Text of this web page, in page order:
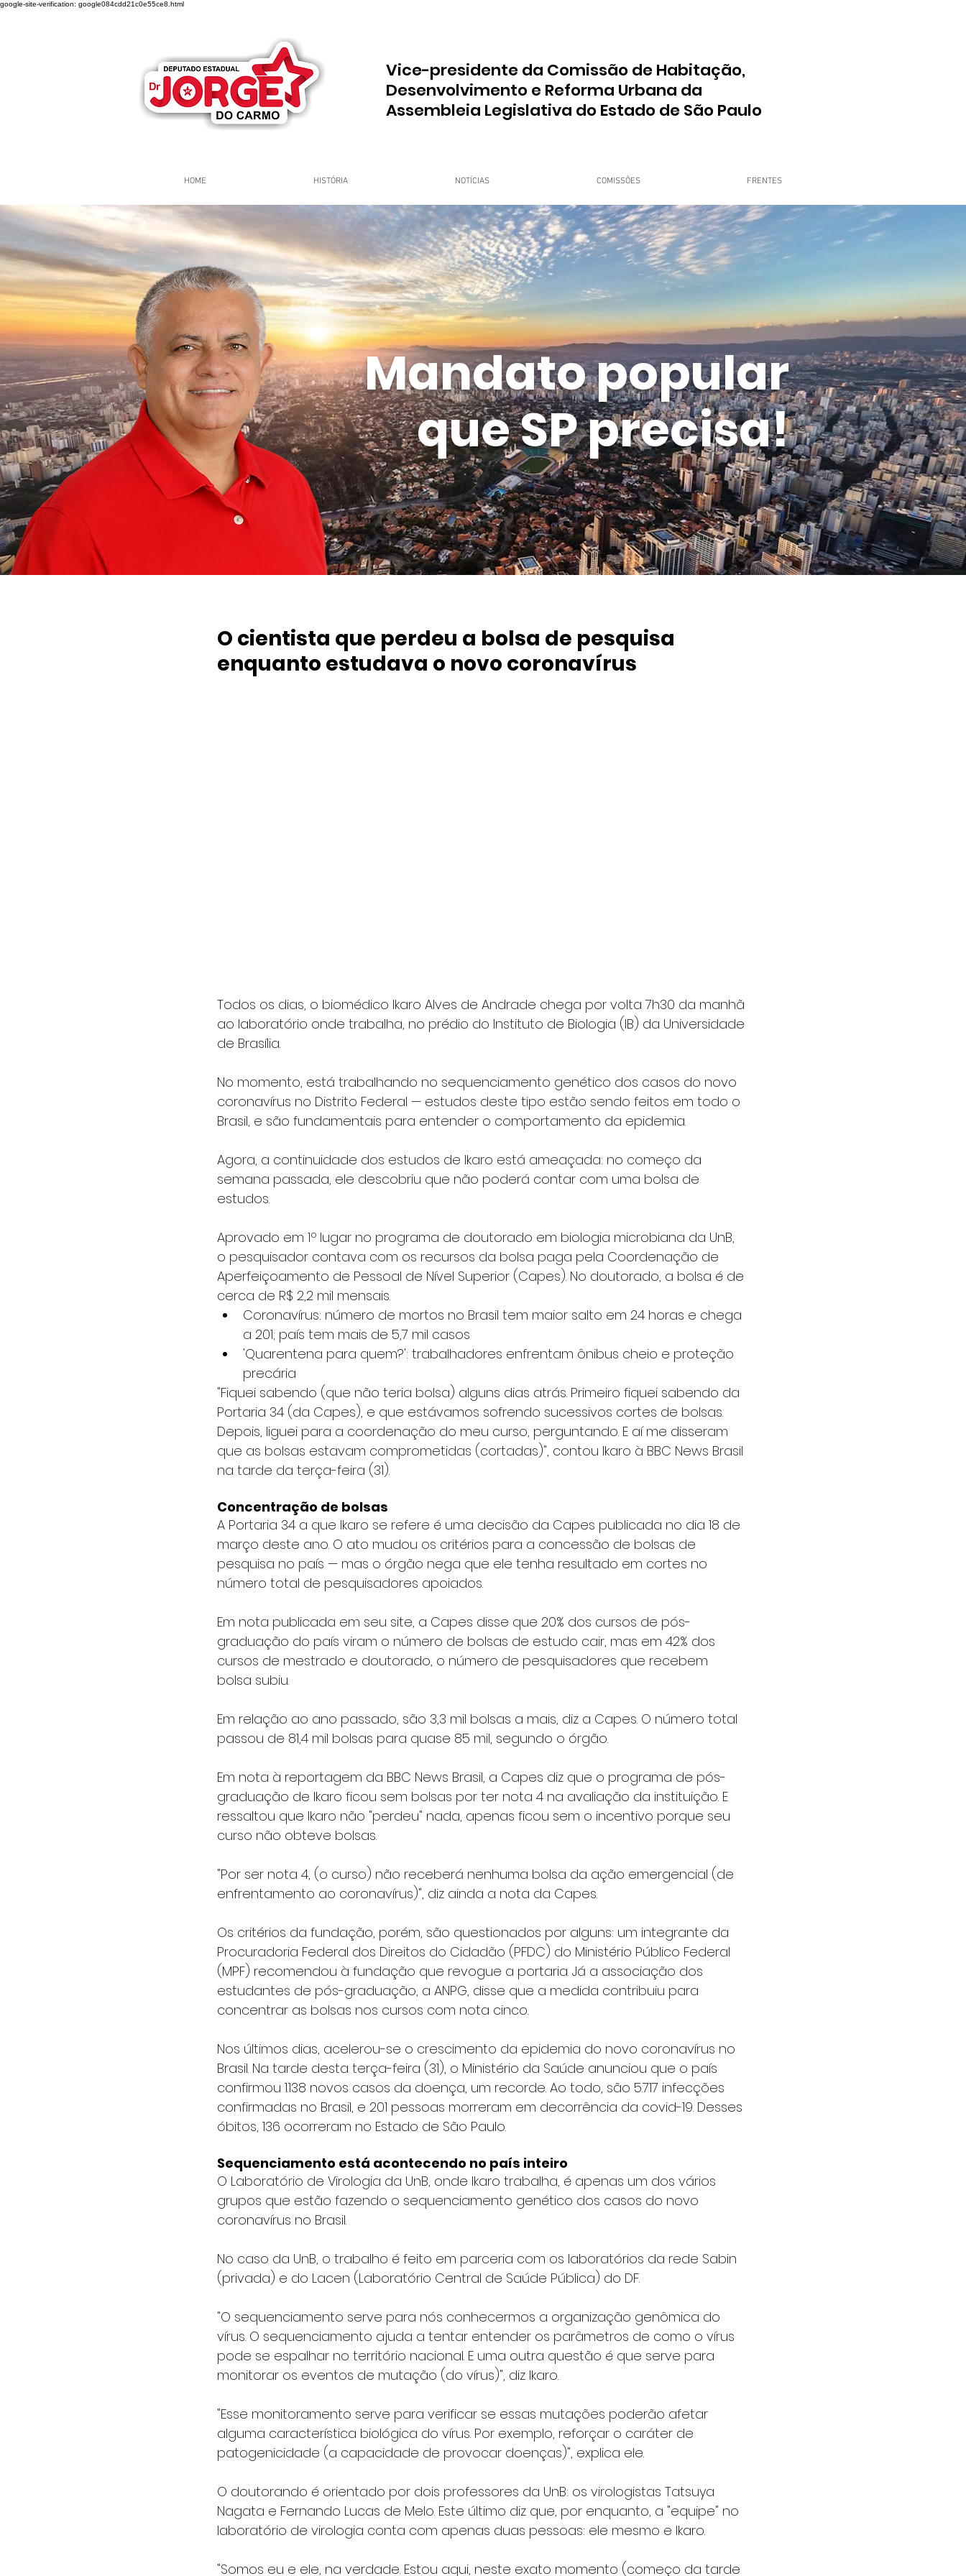
google-site-verification: google084cdd21c0e55ce8.html
Vice-presidente da Comissão de Habitação,
Desenvolvimento e Reforma Urbana da
Assembleia Legislativa do Estado de São Paulo
HOME HISTÓRIA NOTÍCIAS COMISSÕES FRENTES
O cientista que perdeu a bolsa de pesquisa
enquanto estudava o novo coronavírus
Todos os dias, o biomédico Ikaro Alves de Andrade chega por volta 7h30 da manhã
ao laboratório onde trabalha, no prédio do Instituto de Biologia (IB) da Universidade
de Brasília.
No momento, está trabalhando no sequenciamento genético dos casos do novo
coronavírus no Distrito Federal — estudos deste tipo estão sendo feitos em todo o
Brasil, e são fundamentais para entender o comportamento da epidemia.
Agora, a continuidade dos estudos de Ikaro está ameaçada: no começo da
semana passada, ele descobriu que não poderá contar com uma bolsa de
estudos.
Aprovado em 1º lugar no programa de doutorado em biologia microbiana da UnB,
o pesquisador contava com os recursos da bolsa paga pela Coordenação de
Aperfeiçoamento de Pessoal de Nível Superior (Capes). No doutorado, a bolsa é de
cerca de R$ 2,2 mil mensais.
Coronavírus: número de mortos no Brasil tem maior salto em 24 horas e chega
a 201; país tem mais de 5,7 mil casos
'Quarentena para quem?': trabalhadores enfrentam ônibus cheio e proteção
precária
"Fiquei sabendo (que não teria bolsa) alguns dias atrás. Primeiro fiquei sabendo da
Portaria 34 (da Capes), e que estávamos sofrendo sucessivos cortes de bolsas.
Depois, liguei para a coordenação do meu curso, perguntando. E aí me disseram
que as bolsas estavam comprometidas (cortadas)", contou Ikaro à BBC News Brasil
na tarde da terça-feira (31).
Concentração de bolsas
A Portaria 34 a que Ikaro se refere é uma decisão da Capes publicada no dia 18 de
março deste ano. O ato mudou os critérios para a concessão de bolsas de
pesquisa no país — mas o órgão nega que ele tenha resultado em cortes no
número total de pesquisadores apoiados.
Em nota publicada em seu site, a Capes disse que 20% dos cursos de pós-
graduação do país viram o número de bolsas de estudo cair, mas em 42% dos
cursos de mestrado e doutorado, o número de pesquisadores que recebem
bolsa subiu.
Em relação ao ano passado, são 3,3 mil bolsas a mais, diz a Capes. O número total
passou de 81,4 mil bolsas para quase 85 mil, segundo o órgão.
Em nota à reportagem da BBC News Brasil, a Capes diz que o programa de pós-
graduação de Ikaro ficou sem bolsas por ter nota 4 na avaliação da instituição. E
ressaltou que Ikaro não "perdeu" nada, apenas ficou sem o incentivo porque seu
curso não obteve bolsas.
"Por ser nota 4, (o curso) não receberá nenhuma bolsa da ação emergencial (de
enfrentamento ao coronavírus)", diz ainda a nota da Capes.
Os critérios da fundação, porém, são questionados por alguns: um integrante da
Procuradoria Federal dos Direitos do Cidadão (PFDC) do Ministério Público Federal
(MPF) recomendou à fundação que revogue a portaria. Já a associação dos
estudantes de pós-graduação, a ANPG, disse que a medida contribuiu para
concentrar as bolsas nos cursos com nota cinco.
Nos últimos dias, acelerou-se o crescimento da epidemia do novo coronavírus no
Brasil. Na tarde desta terça-feira (31), o Ministério da Saúde anunciou que o país
confirmou 1.138 novos casos da doença, um recorde. Ao todo, são 5.717 infecções
confirmadas no Brasil, e 201 pessoas morreram em decorrência da covid-19. Desses
óbitos, 136 ocorreram no Estado de São Paulo.
Sequenciamento está acontecendo no país inteiro
O Laboratório de Virologia da UnB, onde Ikaro trabalha, é apenas um dos vários
grupos que estão fazendo o sequenciamento genético dos casos do novo
coronavírus no Brasil.
No caso da UnB, o trabalho é feito em parceria com os laboratórios da rede Sabin
(privada) e do Lacen (Laboratório Central de Saúde Pública) do DF.
"O sequenciamento serve para nós conhecermos a organização genômica do
vírus. O sequenciamento ajuda a tentar entender os parâmetros de como o vírus
pode se espalhar no território nacional. E uma outra questão é que serve para
monitorar os eventos de mutação (do vírus)", diz Ikaro.
"Esse monitoramento serve para verificar se essas mutações poderão afetar
alguma característica biológica do vírus. Por exemplo, reforçar o caráter de
patogenicidade (a capacidade de provocar doenças)", explica ele.
O doutorando é orientado por dois professores da UnB: os virologistas Tatsuya
Nagata e Fernando Lucas de Melo. Este último diz que, por enquanto, a "equipe" no
laboratório de virologia conta com apenas duas pessoas: ele mesmo e Ikaro.
"Somos eu e ele, na verdade. Estou aqui, neste exato momento (começo da tarde
Mandato popular
que SP precisa!